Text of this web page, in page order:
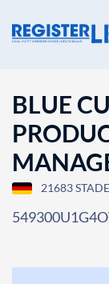
BLUE
21683